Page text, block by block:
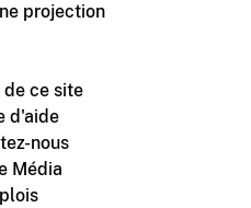
projection
de ce site
d'aide
nous
Média